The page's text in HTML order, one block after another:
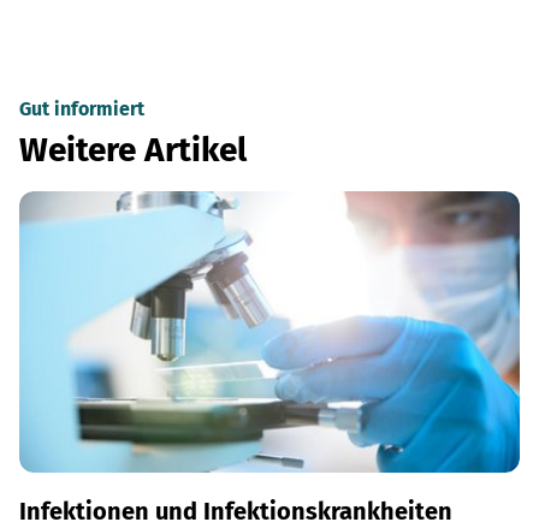
Gut informiert
Weitere Artikel
Infektionen und Infektionskrankheiten